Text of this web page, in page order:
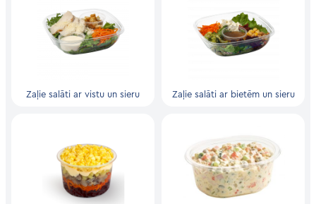
Zaļie salāti ar vistu un sieru Zaļie salāti ar bietēm un sieru